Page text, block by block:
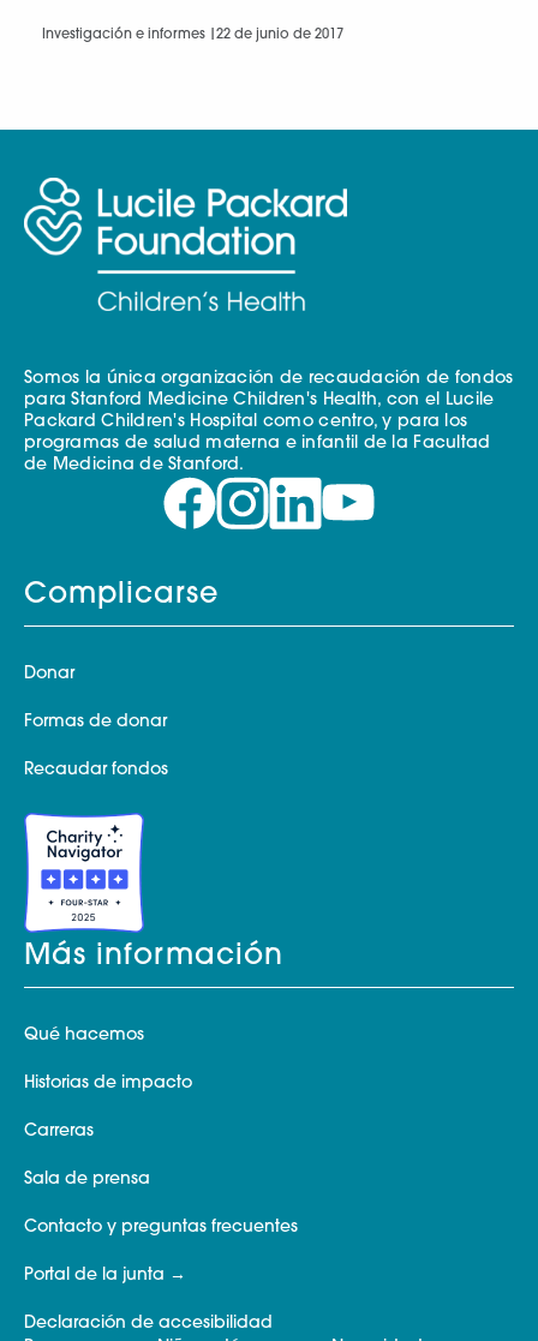
Investigación e informes | 22 de junio de 2017
Somos la única organización de recaudación de fondos
para Stanford Medicine Children's Health, con el Lucile
Packard Children's Hospital como centro, y para los
programas de salud materna e infantil de la Facultad
de Medicina de Stanford.
Complicarse
Donar
Formas de donar
Recaudar fondos
Más información
Qué hacemos
Historias de impacto
Carreras
Sala de prensa
Contacto y preguntas frecuentes
Portal de la junta
Declaración de accesibilidad